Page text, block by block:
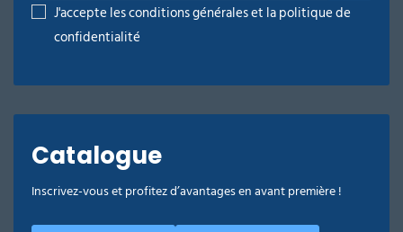
J'accepte les conditions générales et la politique de
confidentialité
Catalogue
Inscrivez-vous et profitez d’avantages en avant première !